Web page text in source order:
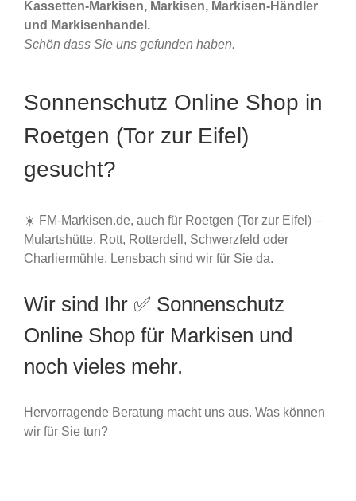
Kassetten-Markisen, Markisen, Markisen-Händler
und Markisenhandel.
Schön dass Sie uns gefunden haben.
Sonnenschutz Online Shop in
Roetgen (Tor zur Eifel)
gesucht?
☀️ FM-Markisen.de, auch für Roetgen (Tor zur Eifel) –
Mulartshütte, Rott, Rotterdell, Schwerzfeld oder
Charliermühle, Lensbach sind wir für Sie da.
Wir sind Ihr ✅ Sonnenschutz
Online Shop für Markisen und
noch vieles mehr.
Hervorragende Beratung macht uns aus. Was können
wir für Sie tun?